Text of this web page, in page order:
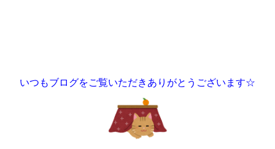
いつもブログをご覧いただきありがとうございます☆